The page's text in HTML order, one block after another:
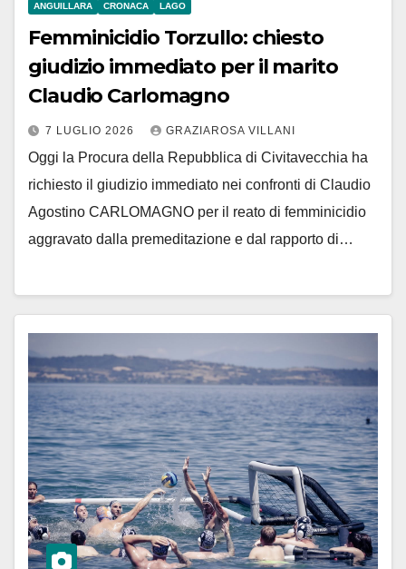
ANGUILLARA CRONACA LAGO
Femminicidio Torzullo: chiesto
giudizio immediato per il marito
Claudio Carlomagno
7 LUGLIO 2026 GRAZIAROSA VILLANI
Oggi la Procura della Repubblica di Civitavecchia ha
richiesto il giudizio immediato nei confronti di Claudio
Agostino CARLOMAGNO per il reato di femminicidio
aggravato dalla premeditazione e dal rapporto di…